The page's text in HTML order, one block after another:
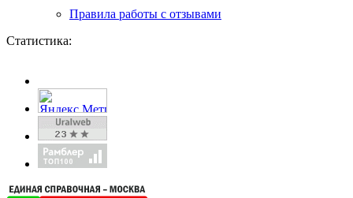
Правила работы с отзывами
Статистика: